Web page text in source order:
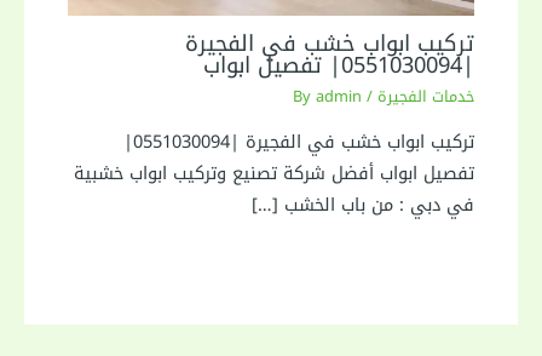
تركيب ابواب خشب في الفجيرة
|0551030094| تفصيل ابواب
خدمات الفجيرة / By
admin
تركيب ابواب خشب في الفجيرة |0551030094|
تفصيل ابواب أفضل شركة تصنيع وتركيب ابواب خشبية
في دبي : من باب الخشب […]